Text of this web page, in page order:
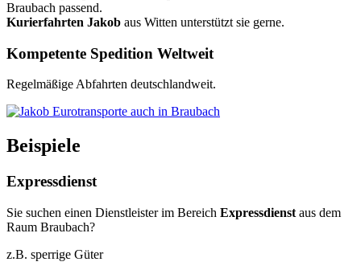
Braubach passend.
Kurierfahrten Jakob aus Witten unterstützt sie gerne.
Kompetente Spedition Weltweit
Regelmäßige Abfahrten deutschlandweit.
Beispiele
Expressdienst
Sie suchen einen Dienstleister im Bereich Expressdienst aus dem
Raum Braubach?
z.B. sperrige Güter